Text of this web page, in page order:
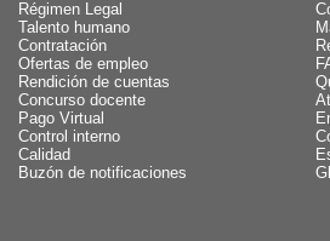
Régimen Legal
Talento humano
Contratación
Ofertas de empleo
Rendición de cuentas
Concurso docente
Pago Virtual
Control interno
Calidad
Buzón de notificaciones